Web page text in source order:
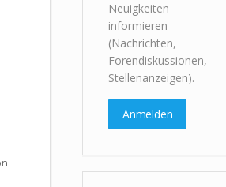
Neuigkeiten
informieren
(Nachrichten,
Forendiskussionen,
Stellenanzeigen).
Anmelden